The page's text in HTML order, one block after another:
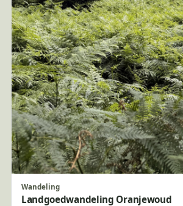
Wandeling
Landgoedwandeling Oranjewoud